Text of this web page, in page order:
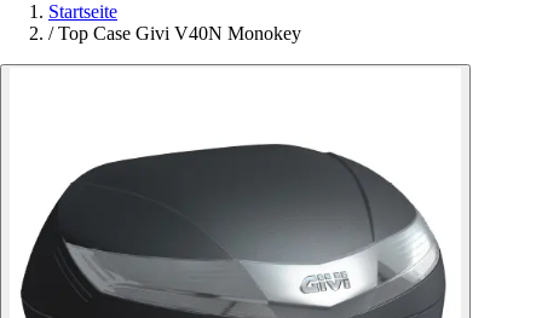
Startseite
/ Top Case Givi V40N Monokey